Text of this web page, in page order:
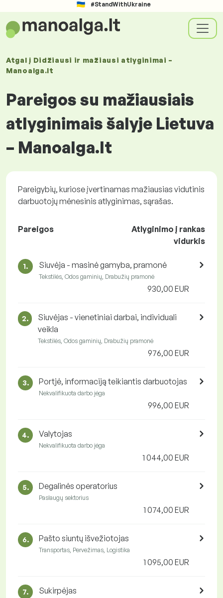
#StandWithUkraine
Atgal į Didžiausi ir mažiausi atlyginimai –
Manoalga.lt
Pareigos su mažiausiais
atlyginimais šalyje Lietuva
– Manoalga.lt
Pareigybių, kuriose įvertinamas mažiausias vidutinis
darbuotojų mėnesinis atlyginimas, sąrašas.
Pareigos
Atlyginimo į rankas
vidurkis
1. Siuvėja - masinė gamyba, pramonė
Tekstilės, Odos gaminių, Drabužių pramonė
930,00 EUR
2.
Siuvėjas - vienetiniai darbai, individuali
veikla
Tekstilės, Odos gaminių, Drabužių pramonė
976,00 EUR
3. Portjė, informaciją teikiantis darbuotojas
Nekvalifikuota darbo jėga
996,00 EUR
4. Valytojas
Nekvalifikuota darbo jėga
1 044,00 EUR
5. Degalinės operatorius
Paslaugų sektorius
1 074,00 EUR
6. Pašto siuntų išvežiotojas
Transportas, Pervežimas, Logistika
1 095,00 EUR
7. Sukirpėjas